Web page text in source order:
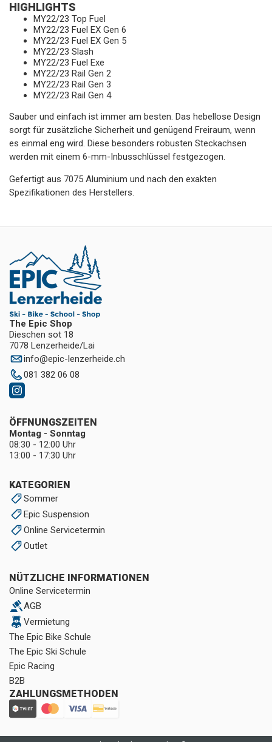
HIGHLIGHTS
MY22/23 Top Fuel
MY22/23 Fuel EX Gen 6
MY22/23 Fuel EX Gen 5
MY22/23 Slash
MY22/23 Fuel Exe
MY22/23 Rail Gen 2
MY22/23 Rail Gen 3
MY22/23 Rail Gen 4
Sauber und einfach ist immer am besten. Das hebellose Design
sorgt für zusätzliche Sicherheit und genügend Freiraum, wenn
es einmal eng wird. Diese besonders robusten Steckachsen
werden mit einem 6-mm-Inbusschlüssel festgezogen.
Gefertigt aus 7075 Aluminium und nach den exakten
Spezifikationen des Herstellers.
The Epic Shop
Dieschen sot 18
7078 Lenzerheide/Lai
info@epic-lenzerheide.ch
081 382 06 08
KATEGORIEN
Sommer
Epic Suspension
Online Servicetermin
Outlet
NÜTZLICHE INFORMATIONEN
Online Servicetermin
AGB
Vermietung
The Epic Bike Schule
The Epic Ski Schule
Epic Racing
B2B
ZAHLUNGSMETHODEN
ÖFFNUNGSZEITEN
Montag - Sonntag
08:30 - 12:00 Uhr
13:00 - 17:30 Uhr